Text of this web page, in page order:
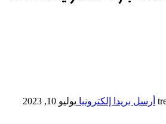
أرسل بريدا إلكترونيا يوليو 10, 2023